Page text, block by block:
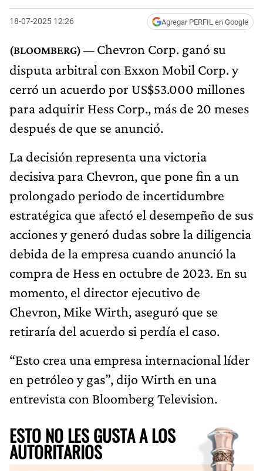
18-07-2025 12:26 Agregar PERFIL en Google
Chevron Corp. ganó su
disputa arbitral con Exxon Mobil Corp. y
cerró un acuerdo por US$53.000 millones
para adquirir Hess Corp., más de 20 meses
después de que se anunció.
La decisión representa una victoria
decisiva para Chevron, que pone fin a un
prolongado periodo de incertidumbre
estratégica que afectó el desempeño de sus
acciones y generó dudas sobre la diligencia
debida de la empresa cuando anunció la
compra de Hess en octubre de 2023. En su
momento, el director ejecutivo de
Chevron, Mike Wirth, aseguró que se
retiraría del acuerdo si perdía el caso.
“Esto crea una empresa internacional líder
en petróleo y gas”, dijo Wirth en una
entrevista con Bloomberg Television.
ESTO NO LES GUSTA A LOS
AUTORITARIOS